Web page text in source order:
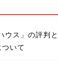
ウス」の評判と
ついて